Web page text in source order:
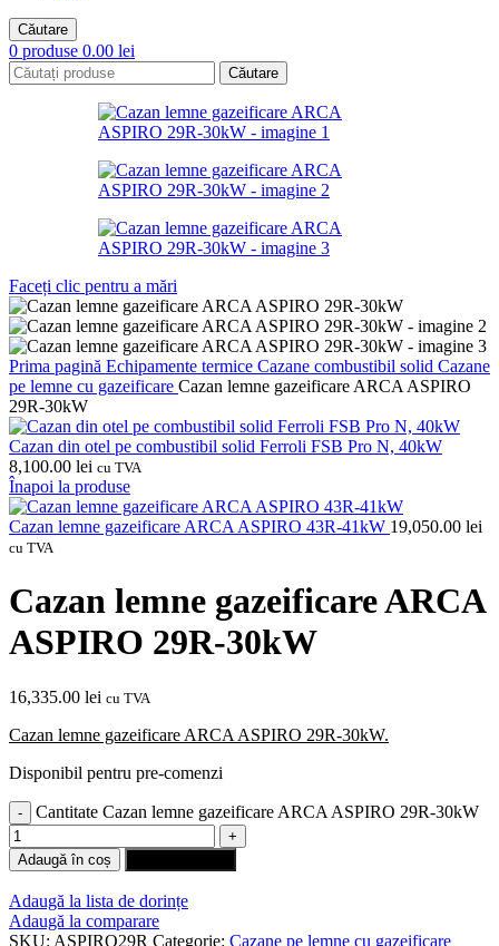
Căutare
0 produse 0.00 lei
Căutare
Faceți clic pentru a mări
Prima pagină Echipamente termice Cazane combustibil solid Cazane
pe lemne cu gazeificare Cazan lemne gazeificare ARCA ASPIRO
29R-30kW
Cazan din otel pe combustibil solid Ferroli FSB Pro N, 40kW
8,100.00 lei cu TVA
Înapoi la produse
Cazan lemne gazeificare ARCA ASPIRO 43R-41kW 19,050.00 lei
cu TVA
Cazan lemne gazeificare ARCA
ASPIRO 29R-30kW
16,335.00 lei cu TVA
Cazan lemne gazeificare ARCA ASPIRO 29R-30kW.
Disponibil pentru pre-comenzi
Cantitate Cazan lemne gazeificare ARCA ASPIRO 29R-30kW
Adaugă în coș
Adaugă la lista de dorințe
Adaugă la comparare
SKU: ASPIRO29R Categorie: Cazane pe lemne cu gazeificare